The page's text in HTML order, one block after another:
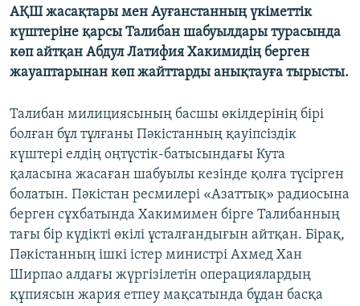
ЖАЗЫЛЫҢЫЗ
Басқа тілдерде
АҚШ жасақтары мен Ауғанстанның үкіметтік
күштеріне қарсы Талибан шабуылдары турасында
көп айтқан Абдул Латифия Хакимидің берген
жауаптарынан көп жайттарды анықтауға тырысты.
Талибан милициясының басшы өкілдерінің бірі
болған бұл тұлғаны Пәкістанның қауіпсіздік
күштері елдің оңтүстік-батысындағы Кута
қаласына жасаған шабуылы кезінде қолға түсірген
болатын. Пәкістан ресмилері «Азаттық» радиосына
берген сұхбатында Хакимимен бірге Талибанның
тағы бір күдікті өкілі ұсталғандығын айтқан. Бірақ,
Пәкістанның ішкі істер министрі Ахмед Хан
Ширпао алдағы жүргізілетін операциялардың
құпиясын жария етпеу мақсатында бұдан басқа